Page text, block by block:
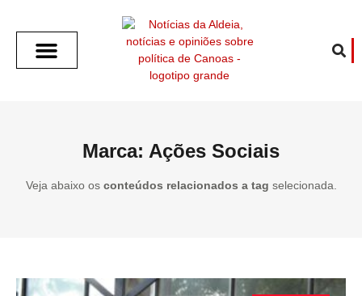
Marca: Ações Sociais
Veja abaixo os conteúdos relacionados a tag selecionada.